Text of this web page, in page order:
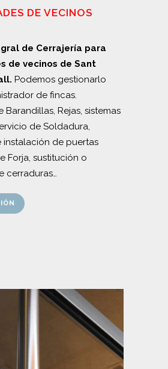
DE VECINOS
de Cerrajería para
de vecinos de Sant
Podemos gestionarlo
de fincas.
Barandillas, Rejas, sistemas
de Soldadura,
instalación de puertas
Forja, sustitución o
cerraduras…